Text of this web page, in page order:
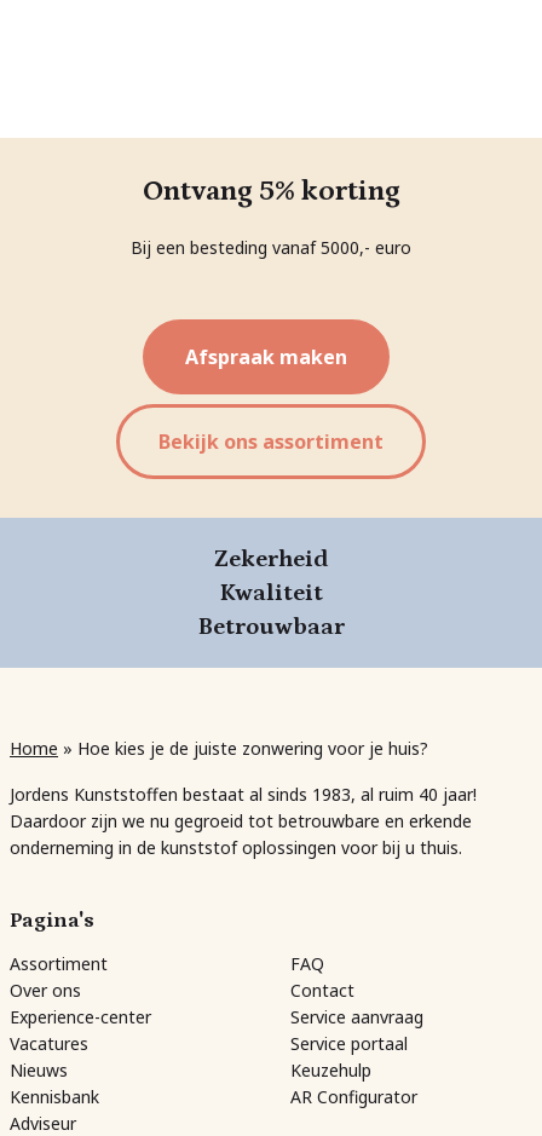
Ontvang 5% korting
Bij een besteding vanaf 5000,- euro
Afspraak maken
Bekijk ons assortiment
Zekerheid
Kwaliteit
Betrouwbaar
Home » Hoe kies je de juiste zonwering voor je huis?
Jordens Kunststoffen bestaat al sinds 1983, al ruim 40 jaar!
Daardoor zijn we nu gegroeid tot betrouwbare en erkende
onderneming in de kunststof oplossingen voor bij u thuis.
Pagina's
Assortiment
Over ons
Experience-center
Vacatures
Nieuws
Kennisbank
Adviseur
FAQ
Contact
Service aanvraag
Service portaal
Keuzehulp
AR Configurator